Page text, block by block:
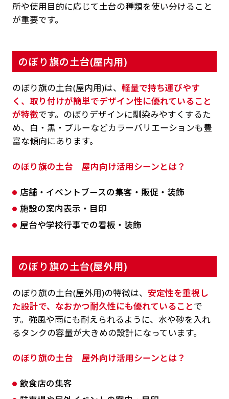
所や使用目的に応じて土台の種類を使い分けること
が重要です。
のぼり旗の土台(屋内用)
のぼり旗の土台(屋内用)は、 軽量で持ち運びやす
く、取り付けが簡単でデザイン性に優れていること
が特徴です。のぼりデザインに馴染みやすくするた
め、白・黒・ブルーなどカラーバリエーションも豊
富な傾向にあります。
のぼり旗の土台 屋内向け活用シーンとは？
店舗・イベントブースの集客・販促・装飾
施設の案内表示・目印
屋台や学校行事での看板・装飾
のぼり旗の土台(屋外用)
のぼり旗の土台(屋外用)の特徴は、 安定性を重視し
た設計で、なおかつ耐久性にも優れていることで
す。強風や雨にも耐えられるように、水や砂を入れ
るタンクの容量が大きめの設計になっています。
のぼり旗の土台 屋外向け活用シーンとは？
飲食店の集客